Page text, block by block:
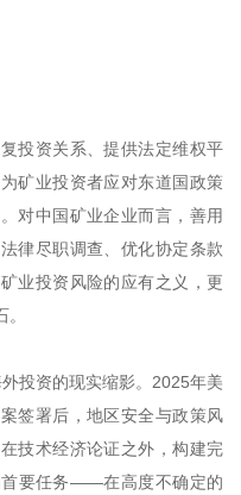
投资关系、提供法定维权平
矿业投资者应对东道国政策
对中国矿业企业而言，善用
律尽职调查、优化协定条款
业投资风险的应有之义，更
投资的现实缩影。2025年美
签署后，地区安全与政策风
技术经济论证之外，构建完
首要任务——在高度不确定的